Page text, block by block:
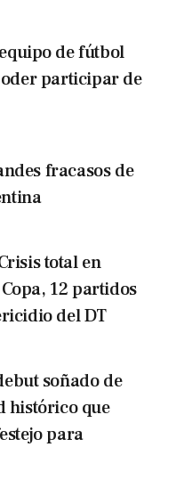
de fútbol
participar de
fracasos de
total en
12 partidos
del DT
soñado de
histórico que
para